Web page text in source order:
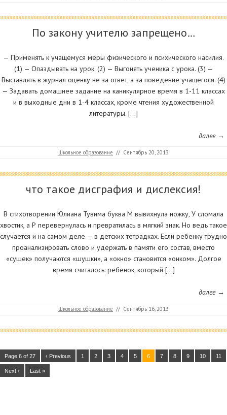
По закону учителю запрещено…
— Применять к учащемуся меры физического и психического насилия.
(1) — Опаздывать на урок. (2) — Выгонять ученика с урока. (3) —
Выставлять в журнал оценку не за ответ, а за поведение учащегося. (4)
— Задавать домашнее задание на каникулярное время в 1-11 классах
и в выходные дни в 1-4 классах, кроме чтения художественной
литературы. […]
далее →
Школьное образование // Сентябрь 20, 2013
что такое дисграфия и дислексия!
В стихотворении Юлиана Тувима буква М вывихнула ножку, У cломала
хвостик, а Р перевернулась и превратилась в мягкий знак. Но ведь такое
случается и на самом деле — в детских тетрадках. Если ребенку трудно
проанализировать слово и удержать в памяти его состав, вместо
«сушек» получаются «шушки», а «окно» становится «онком». Долгое
время считалось: ребенок, который […]
далее →
Школьное образование // Сентябрь 16, 2013
Page 6 of 27 ‹ Previous 1 2 3 4 5 6 7 8 9 10 11
Next › Last »